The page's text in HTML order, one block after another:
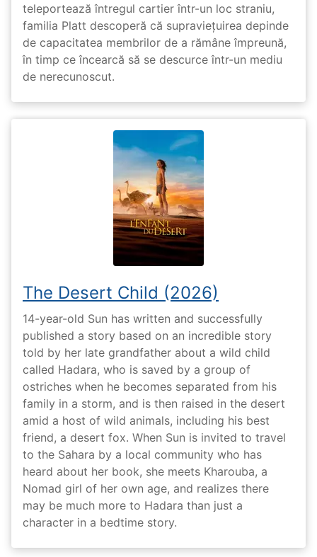
teleportează întregul cartier într-un loc straniu,
familia Platt descoperă că supraviețuirea depinde
de capacitatea membrilor de a rămâne împreună,
în timp ce încearcă să se descurce într-un mediu
de nerecunoscut.
The Desert Child (2026)
14-year-old Sun has written and successfully
published a story based on an incredible story
told by her late grandfather about a wild child
called Hadara, who is saved by a group of
ostriches when he becomes separated from his
family in a storm, and is then raised in the desert
amid a host of wild animals, including his best
friend, a desert fox. When Sun is invited to travel
to the Sahara by a local community who has
heard about her book, she meets Kharouba, a
Nomad girl of her own age, and realizes there
may be much more to Hadara than just a
character in a bedtime story.